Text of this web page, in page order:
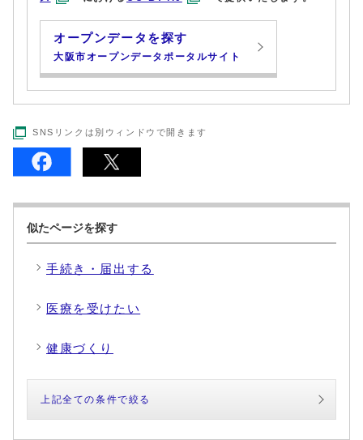
オープンデータを探す
大阪市オープンデータポータルサイト
SNSリンクは別ウィンドウで開きます
似たページを探す
手続き・届出する
医療を受けたい
健康づくり
上記全ての条件で絞る